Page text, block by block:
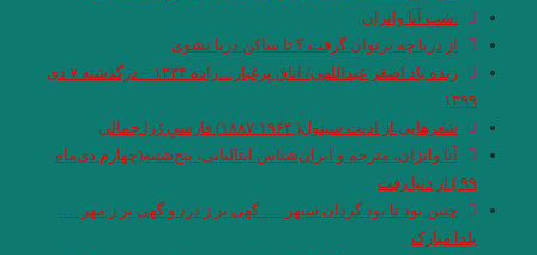
.شب آنا وانزان
از دریا چه برتوان گرفت ؟ تا ساکن دریا نشوی
زنده یاد اصغر عبداللهی/ اتاق پرغبار…زاده ۱۳۳۴ – درگذشته ٧ دی
١٣٩٩
شعرهایی از ادیت سیتول( ۱۹۶۴-۱۸۸۷) فارسیِ رُزا جمالی
آنا وانزان، مترجم و ایران‌شناس ایتالیایی، پنج‌شنبه(چهارم دی‌ماه
۹۹ ) از دنیا رفت
چنین بود تا بود گردان سپهر …. گهی پر ز درد و گهی پر ز مهر ….
یلدا مبارک